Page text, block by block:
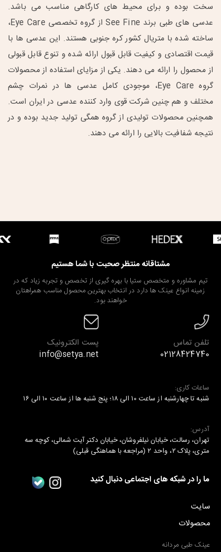
سخت بوده و برای محیط های کارگاهی مناسب می باشد.
عدسی های طبی برند See Fine از گروه تخصصی Eye Care،
ساخته شده با متریال کشور کره جنوبی هستند. این عدسی ها با
قیمت اقتصادی و کیفیت قابل قبول ارائه شده و تنوع قابل قبولی
از محصول را ارائه می دهند. یکی از مزایای استفاده از محصولات
گروه Eye Care، موجودی کامل عدسی ها در نمرات چشم
مختلف و هم چنین شرکت قوی وارد کننده عدسی در ایران است.
همچنین محصولات تولیدی از گروه همگی تولید جدید بوده و در
نتیجه شفافیت بالایی را ارائه می دهند.
مشتاقانه منتظر صحبت با شما هستیم
تیم مشاوره و متخصص ستیا با بهره گیری از تخصص و تجربه زیاد که در
زمینه انواع عینک ها دارد در انتخاب بهترین محصول مناسب همراهتان
خواهند بود.
تلفن تماس
02128424740
پست الکترونیک
info@setya.net
ساعات کاری:
شنبه تا چهارشنبه از ساعت ۱۰ الی ۱۸؛ پنج شنبه ها از ساعت ۱۰ الی ۱۶
آدرس:
تهران، رسالت، خیابان نیلفروشان، خیابان دکتر آیت شمالی، کوچه سه
متری، پلاک ۲، واحد ۲ (مراجعه با هماهنگی قبلی)
ما را در شبکه های اجتماعی دنبال کنید
سایت
محصولات
عینک طبی مردانه